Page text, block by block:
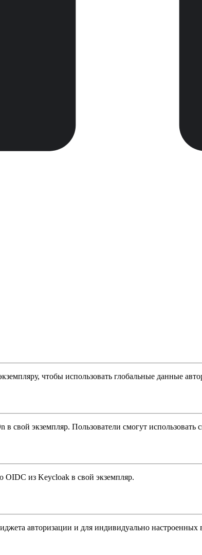
чтобы использовать глобальные данные
экземпляр. Пользователи смогут использовать
из Keycloak в свой экземпляр.
авторизации и для индивидуально